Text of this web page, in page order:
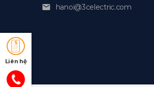
Liên hệ
hanoi@3celectric.com